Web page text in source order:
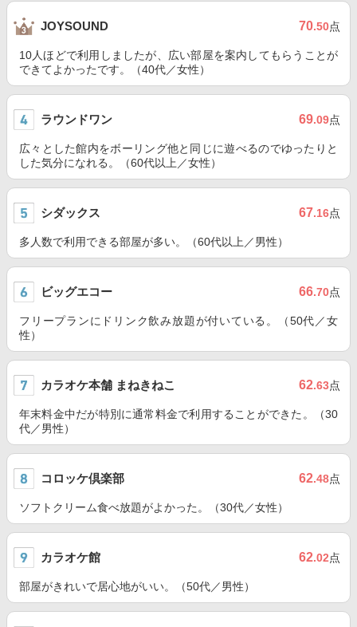
JOYSOUND 70.50点
10人ほどで利用しましたが、広い部屋を案内してもらうことが
できてよかったです。（40代／女性）
ラウンドワン 69.09点
広々とした館内をボーリング他と同じに遊べるのでゆったりと
した気分になれる。（60代以上／女性）
シダックス 67.16点
多人数で利用できる部屋が多い。（60代以上／男性）
ビッグエコー 66.70点
フリープランにドリンク飲み放題が付いている。（50代／女
性）
カラオケ本舗 まねきねこ 62.63点
年末料金中だが特別に通常料金で利用することができた。（30
代／男性）
コロッケ倶楽部 62.48点
ソフトクリーム食べ放題がよかった。（30代／女性）
カラオケ館 62.02点
部屋がきれいで居心地がいい。（50代／男性）